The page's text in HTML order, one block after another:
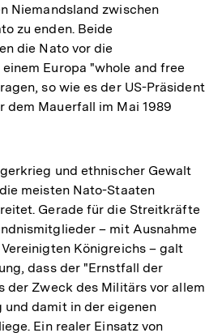
Niemandsland zwischen
zu enden. Beide
die Nato vor die
Europa "whole and free
so wie es der US-Präsident
dem Mauerfall im Mai 1989
und ethnischer Gewalt
meisten Nato-Staaten
Gerade für die Streitkräfte
– mit Ausnahme
Königreichs – galt
dass der "Ernstfall der
der Zweck des Militärs vor allem
damit in der eigenen
Ein realer Einsatz von